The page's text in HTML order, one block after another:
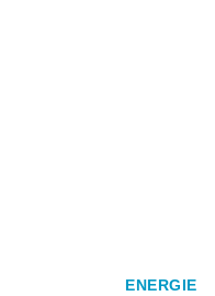
ENERGIE